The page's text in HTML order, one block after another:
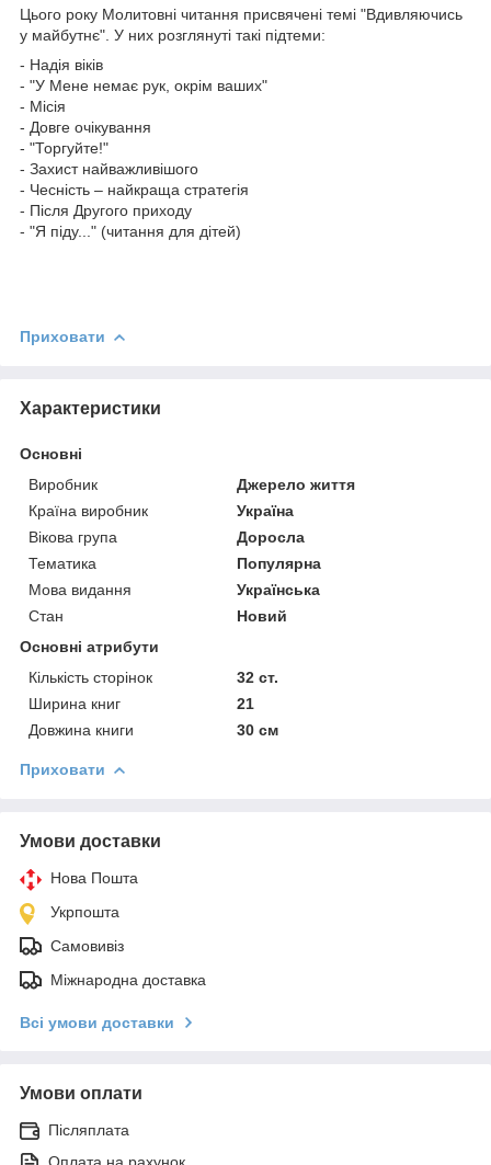
Цього року Молитовні читання присвячені темі "Вдивляючись
у майбутнє". У них розглянуті такі підтеми:
- Надія віків
- "У Мене немає рук, окрім ваших"
- Місія
- Довге очікування
- "Торгуйте!"
- Захист найважливішого
- Чесність – найкраща стратегія
- Після Другого приходу
- "Я піду..." (читання для дітей)
Приховати
Характеристики
Основні
Виробник
Джерело життя
Країна виробник
Україна
Вікова група
Доросла
Тематика
Популярна
Мова видання
Українська
Стан
Новий
Основні атрибути
Кількість сторінок
32 ст.
Ширина книг
21
Довжина книги
30 см
Приховати
Умови доставки
Нова Пошта
Укрпошта
Самовивіз
Міжнародна доставка
Всі умови доставки
Умови оплати
Післяплата
Оплата на рахунок